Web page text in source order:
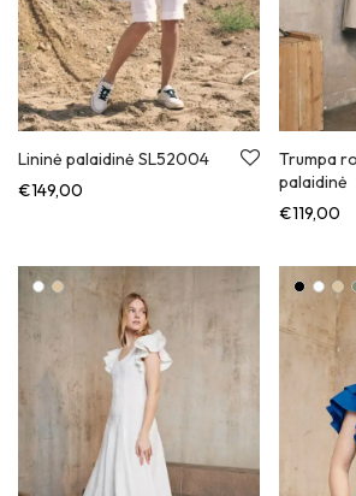
Lininė palaidinė SL52004
€149,00
Trumpa
palaidinė
€119,00